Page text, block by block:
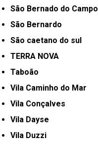
São Bernado do Campo
São Bernardo
São caetano do sul
TERRA NOVA
Taboão
Vila Caminho do Mar
Vila Conçalves
Vila Dayse
Vila Duzzi